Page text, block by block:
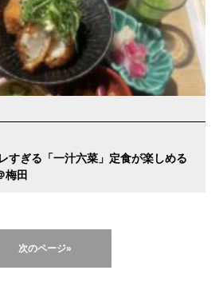
すぎる「一汁六菜」定食が楽しめる
梅田
次のページ»